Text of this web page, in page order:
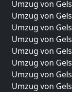
Umzug von
Umzug von
Umzug von
Umzug von
Umzug von
Umzug von
Umzug von
Umzug von